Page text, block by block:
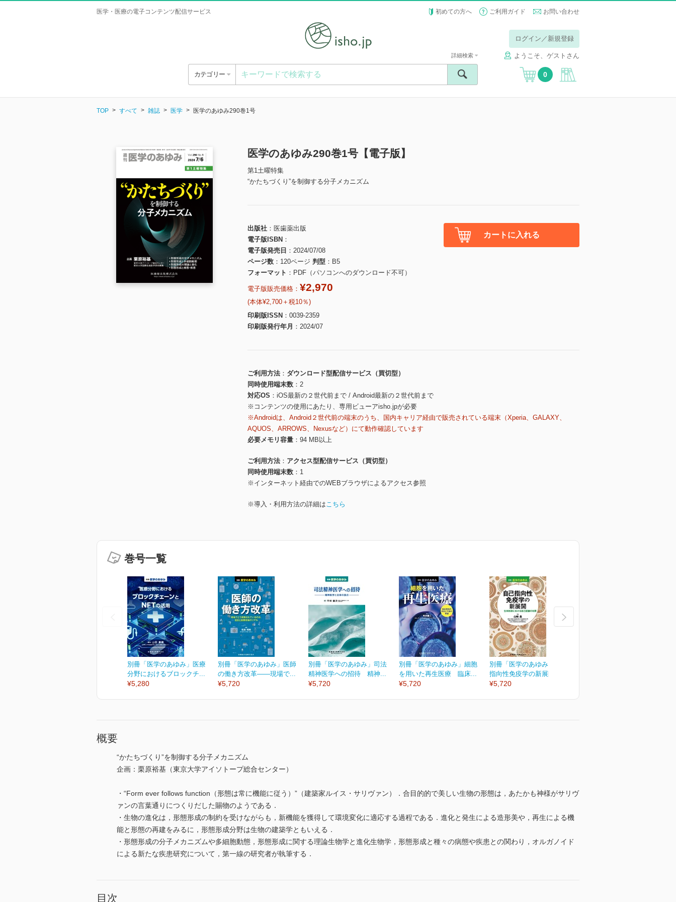
医学・医療の電子コンテンツ配信サービス 初めての方へ ご利用ガイド お問い合わせ
ログイン／新規登録
ようこそ、ゲストさん
カテゴリー
詳細検索
0
TOP すべて 雑誌 医学 医学のあゆみ290巻1号
医学のあゆみ290巻1号【電子版】
第1土曜特集
“かたちづくり”を制御する分子メカニズム
出版社
医歯薬出版
電子版ISBN
電子版発売日
2024/07/08
ページ数
120ページ 判型
B5
フォーマット
PDF（パソコンへのダウンロード不可）
電子版販売価格： ¥2,970
(本体¥2,700＋税10％)
印刷版ISSN
0039-2359
印刷版発行年月
2024/07
カートに入れる
ご利用方法
ダウンロード型配信サービス（買切型）
同時使用端末数
2
対応OS
iOS最新の２世代前まで / Android最新の２世代前まで
※コンテンツの使用にあたり、専用ビューアisho.jpが必要
※Androidは、Android２世代前の端末のうち、国内キャリア経由で販売されている端末（Xperia、GALAXY、
AQUOS、ARROWS、Nexusなど）にて動作確認しています
必要メモリ容量
94 MB以上
ご利用方法
アクセス型配信サービス（買切型）
同時使用端末数
1
※インターネット経由でのWEBブラウザによるアクセス参照
※導入・利用方法の詳細はこちら
巻号一覧
別冊「医学のあゆみ」医療
分野におけるブロックチ...
¥5,280
別冊「医学のあゆみ」医師
の働き方改革――現場で...
¥5,720
別冊「医学のあゆみ」司法
精神医学への招待 精神...
¥5,720
別冊「医学のあゆみ」細胞
を用いた再生医療 臨床...
¥5,720
別冊「医学のあゆみ」自己
指向性免疫学の新展開...
¥5,720
概要
“かたちづくり”を制御する分子メカニズム
企画：栗原裕基（東京大学アイソトープ総合センター）
・“Form ever follows function（形態は常に機能に従う）”（建築家ルイス・サリヴァン）．合目的的で美しい生物の形態は，あたかも神様がサリヴ
ァンの言葉通りにつくりだした賜物のようである．
・生物の進化は，形態形成の制約を受けながらも，新機能を獲得して環境変化に適応する過程である．進化と発生による造形美や，再生による機
能と形態の再建をみるに，形態形成分野は生物の建築学ともいえる．
・形態形成の分子メカニズムや多細胞動態，形態形成に関する理論生物学と進化生物学，形態形成と種々の病態や疾患との関わり，オルガノイド
による新たな疾患研究について，第一線の研究者が執筆する．
目次